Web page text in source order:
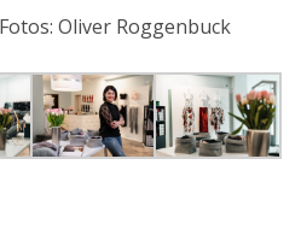
Oliver Roggenbuck